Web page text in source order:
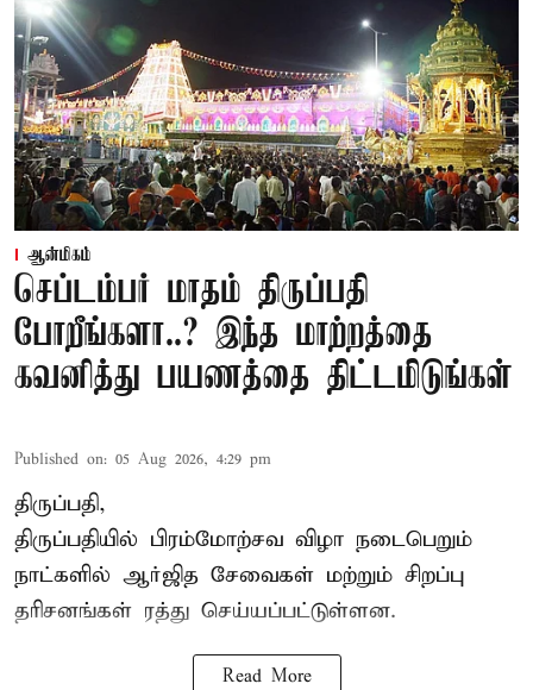
ஆன்மிகம்
செப்டம்பர் மாதம் திருப்பதி
போறீங்களா..? இந்த மாற்றத்தை
கவனித்து பயணத்தை திட்டமிடுங்கள்
Published on: 05 Aug 2026, 4:29 pm
திருப்பதி,
திருப்பதியில் பிரம்மோற்சவ விழா நடைபெறும்
நாட்களில் ஆர்ஜித சேவைகள் மற்றும் சிறப்பு
தரிசனங்கள் ரத்து செய்யப்பட்டுள்ளன.
Read More